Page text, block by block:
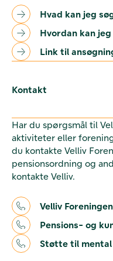
Hvad kan jeg
Hvordan kan
Link til
Kontakt
Har du spørgsmål til
aktiviteter eller
du kontakte Velliv
pensionsordning og
kontakte Velliv.
Velliv
Pensions- og
Støtte til mental